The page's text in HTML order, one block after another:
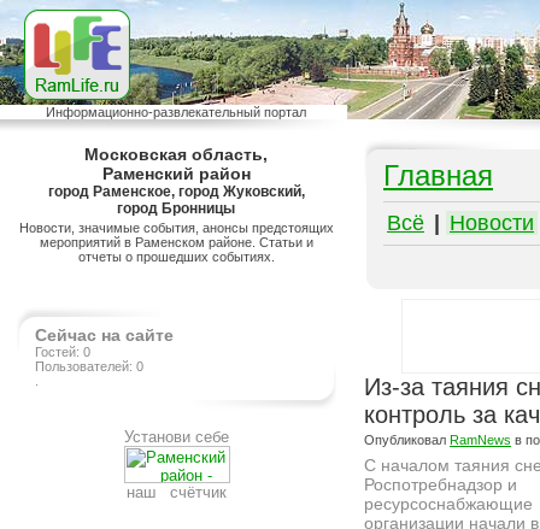
Информационно-развлекательный портал
Московская область,
Раменский район
город Раменское, город Жуковский,
город Бронницы
Новости, значимые события, анонсы предстоящих
мероприятий в Раменском районе. Статьи и
отчеты о прошедших событиях.
Сейчас на сайте
Гостей: 0
Пользователей: 0
Установи себе
наш счётчик
Главная
Всё Новости
Из-за таяния
контроль за
Опубликовал RamNews в
С началом таяния
Роспотребнадзор и
ресурсоснабжающие
организации начали в